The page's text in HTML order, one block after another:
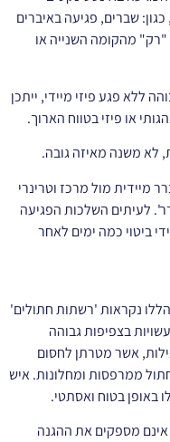
שברים, פגיעה באיברים
"רק" מהקומה השנייה או
ללא פגע פיזי מיידי, ייתכן
או פיזי בטווח הארוך.
לא משנה מאיזה גובה.
מיידית מול מרכז וטרינרי
לעיתים השלכות הפגיעה
ביטוי כמה ימים לאחר
נקראות 'רשתות חתולים'
בצפיפות גבוהה
אשר מטרתן לחסום
ממרפסות ומחלונות. איש
באופן בטוח ואסתטי.
אינם מספקים את ההגנה